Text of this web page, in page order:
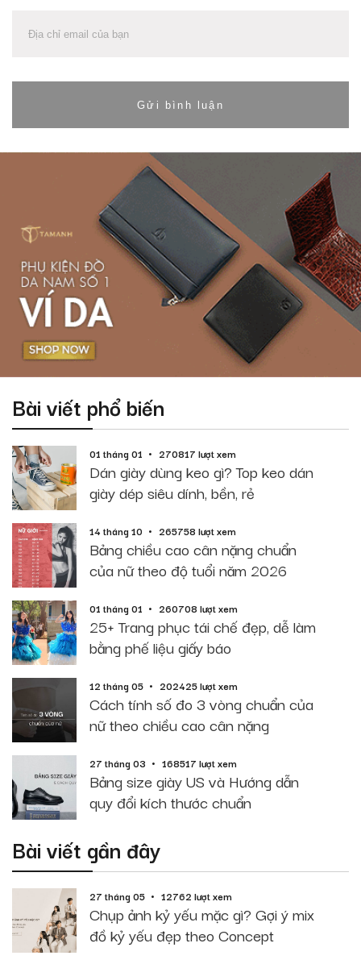
Bài viết phổ biến
01 tháng 01 270817 lượt xem
Dán giày dùng keo gì? Top keo dán
giày dép siêu dính, bền, rẻ
14 tháng 10 265758 lượt xem
Bảng chiều cao cân nặng chuẩn
của nữ theo độ tuổi năm 2026
01 tháng 01 260708 lượt xem
25+ Trang phục tái chế đẹp, dễ làm
bằng phế liệu giấy báo
12 tháng 05 202425 lượt xem
Cách tính số đo 3 vòng chuẩn của
nữ theo chiều cao cân nặng
27 tháng 03 168517 lượt xem
Bảng size giày US và Hướng dẫn
quy đổi kích thước chuẩn
Bài viết gần đây
27 tháng 05 12762 lượt xem
Chụp ảnh kỷ yếu mặc gì? Gợi ý mix
đồ kỷ yếu đẹp theo Concept